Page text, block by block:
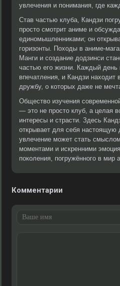
увлечения и понимания, где
Став частью клуба, Кандзи
просто смотрит аниме и
единомышленниками; он
горизонты. Походы в аниме-
Манги и создание додзинси
частью его жизни. Каждый день
впечатления, и Кандзи находит
дружбу, о которых даже не
Общество изучения
— это не просто клуб, а целая
интересы и страсти. Здесь
открывает для себя настоящую
увлечение может стать
моментами и искренними
поколения, погружённого в мир
Комментарии